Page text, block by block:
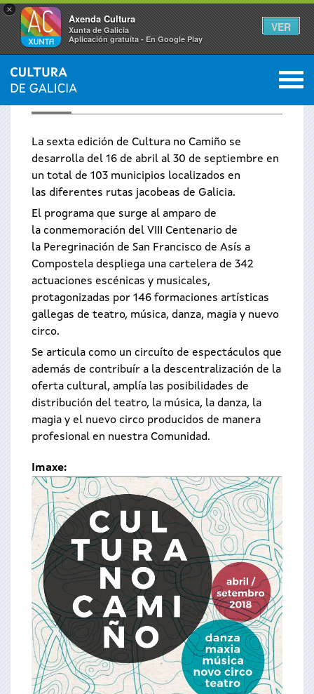
×
Axenda Cultura
Xunta de Galicia
Aplicación gratuíta - En Google Play
VER
CULTURA NO CAMIÑO
La sexta edición de Cultura no Camiño se
desarrolla del 16 de abril al 30 de septiembre en
un total de 103 municipios localizados en
las diferentes rutas jacobeas de Galicia.
El programa que surge al amparo de
la conmemoración del VIII Centenario de
la Peregrinación de San Francisco de Asís a
Compostela despliega una cartelera de 342
actuaciones escénicas y musicales,
protagonizadas por 146 formaciones artísticas
gallegas de teatro, música, danza, magia y nuevo
circo.
Se articula como un circuíto de espectáculos que
además de contribuír a la descentralización de la
oferta cultural, amplía las posibilidades de
distribución del teatro, la música, la danza, la
magia y el nuevo circo producidos de manera
profesional en nuestra Comunidad.
Imaxe: